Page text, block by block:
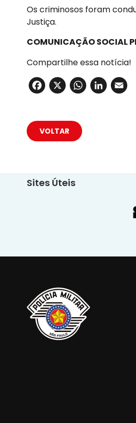
Os criminosos foram
Justiça.
COMUNICAÇÃO SOCIAL
Compartilhe essa notícia!
Facebook
X
VOLTAR
Sites Úteis